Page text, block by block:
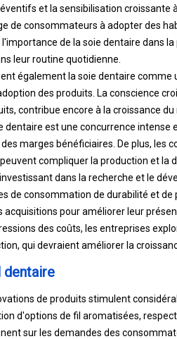
et la sensibilisation croissante
de consommateurs à adopter des
de la soie dentaire dans
leur routine quotidienne.
également la soie dentaire comme
des produits. La conscience
contribue encore à la croissance du
dentaire est une concurrence intense
marges bénéficiaires. De plus, les
compliquer la production et la
dans la recherche et le
de consommation de durabilité et
pour améliorer leur
des coûts, les entreprises
qui devraient améliorer la
dentaire
de produits stimulent
d'options de fil aromatisées,
sur les demandes des